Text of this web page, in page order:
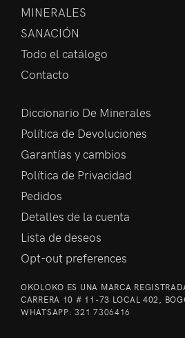
MINERALES
SANACIÓN
Todo el catálogo
Contacto
Diccionario De Minerales
Política de Devoluciones
Garantías y cambios
Política de Privacidad
Pedidos
Detalles de la cuenta
Lista de deseos
Opt-out preferences
OKOLOKO ES UNA MARCA
CARRERA 10 # 11-73 LOCAL 402,
WHATSAPP:321 7306416